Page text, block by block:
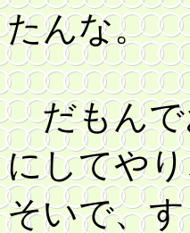
たんな。
だもん
にしてや
そいで、